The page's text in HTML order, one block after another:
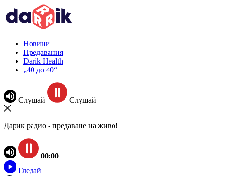
Новини
Предавания
Darik Health
„40 до 40“
Слушай Слушай
Дарик радио - предаване на живо!
00:00
Гледай